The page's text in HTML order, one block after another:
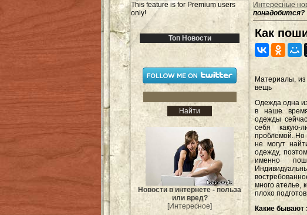
This feature is for Premium users
only!
Топ Новости
Новости в интернете - польза
или вред?
[Интересное]
Интересные
понадобится?
Как
Материалы,
вещь
Одежда одна
в наше
одежды
себя какую-
проблемой. Но
не могут
одежду,
именно
много ателье,
плохо
Какие бывают